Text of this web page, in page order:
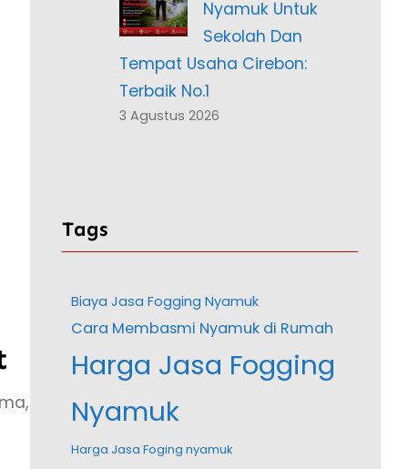
Nyamuk Untuk
Sekolah Dan
Tempat Usaha Cirebon:
Terbaik No.1
3 Agustus 2026
Tags
Biaya Jasa Fogging Nyamuk
Cara Membasmi Nyamuk di Rumah
Harga Jasa Fogging
Nyamuk
Harga Jasa Foging nyamuk